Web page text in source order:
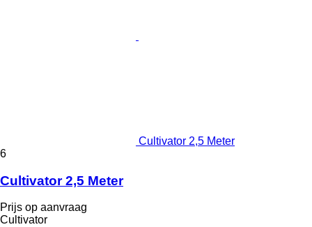
Cultivator 2,5 Meter
6
Cultivator 2,5 Meter
Prijs op aanvraag
Cultivator